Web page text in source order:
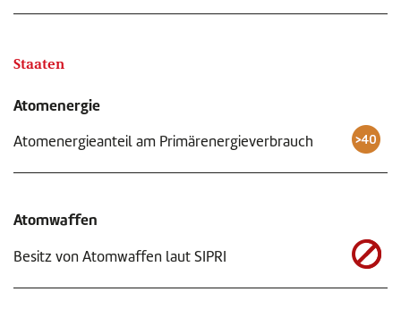
Staaten
Atomenergie
Atomenergieanteil am Primärenergieverbrauch
Atomwaffen
Besitz von Atomwaffen laut SIPRI